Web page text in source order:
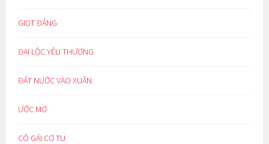
GIỌT ĐẮNG
ĐẠI LỘC YÊU THƯƠNG
ĐẤT NƯỚC VÀO XUÂN
ƯỚC MƠ
CÔ GÁI CƠ TU